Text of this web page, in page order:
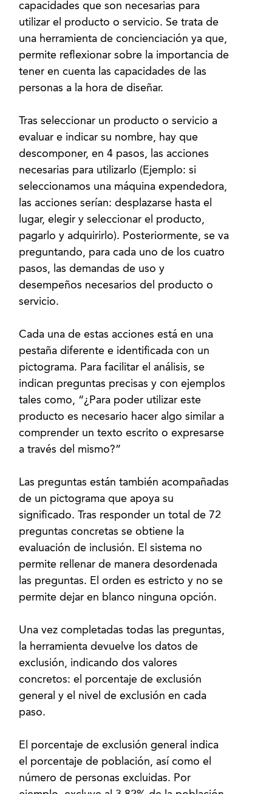
capacidades que son necesarias para
utilizar el producto o servicio. Se trata de
una herramienta de concienciación ya que,
permite reflexionar sobre la importancia de
tener en cuenta las capacidades de las
personas a la hora de diseñar.
Tras seleccionar un producto o servicio a
evaluar e indicar su nombre, hay que
descomponer, en 4 pasos, las acciones
necesarias para utilizarlo (Ejemplo: si
seleccionamos una máquina expendedora,
las acciones serían: desplazarse hasta el
lugar, elegir y seleccionar el producto,
pagarlo y adquirirlo). Posteriormente, se va
preguntando, para cada uno de los cuatro
pasos, las demandas de uso y
desempeños necesarios del producto o
servicio.
Cada una de estas acciones está en una
pestaña diferente e identificada con un
pictograma. Para facilitar el análisis, se
indican preguntas precisas y con ejemplos
tales como, “¿Para poder utilizar este
producto es necesario hacer algo similar a
comprender un texto escrito o expresarse
a través del mismo?”
Las preguntas están también acompañadas
de un pictograma que apoya su
significado. Tras responder un total de 72
preguntas concretas se obtiene la
evaluación de inclusión. El sistema no
permite rellenar de manera desordenada
las preguntas. El orden es estricto y no se
permite dejar en blanco ninguna opción.
Una vez completadas todas las preguntas,
la herramienta devuelve los datos de
exclusión, indicando dos valores
concretos: el porcentaje de exclusión
general y el nivel de exclusión en cada
paso.
El porcentaje de exclusión general indica
el porcentaje de población, así como el
número de personas excluidas. Por